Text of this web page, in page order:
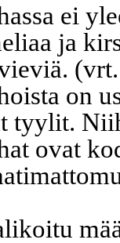
ei
ja
on
tyylit.
ovat